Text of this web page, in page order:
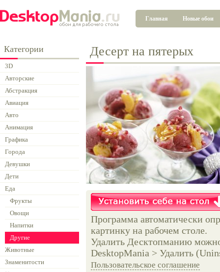
Главная Новые обои
Категории
3D
Авторские
Абстракция
Авиация
Авто
Анимация
Графика
Города
Девушки
Дети
Еда
Фрукты
Овощи
Напитки
Другие
Животные
Знаменитости
Десерт на пятерых
Программа автоматически
картинку на рабочем столе.
Удалить Десктопманию
DesktopMania > Удалить
Пользовательское соглашение